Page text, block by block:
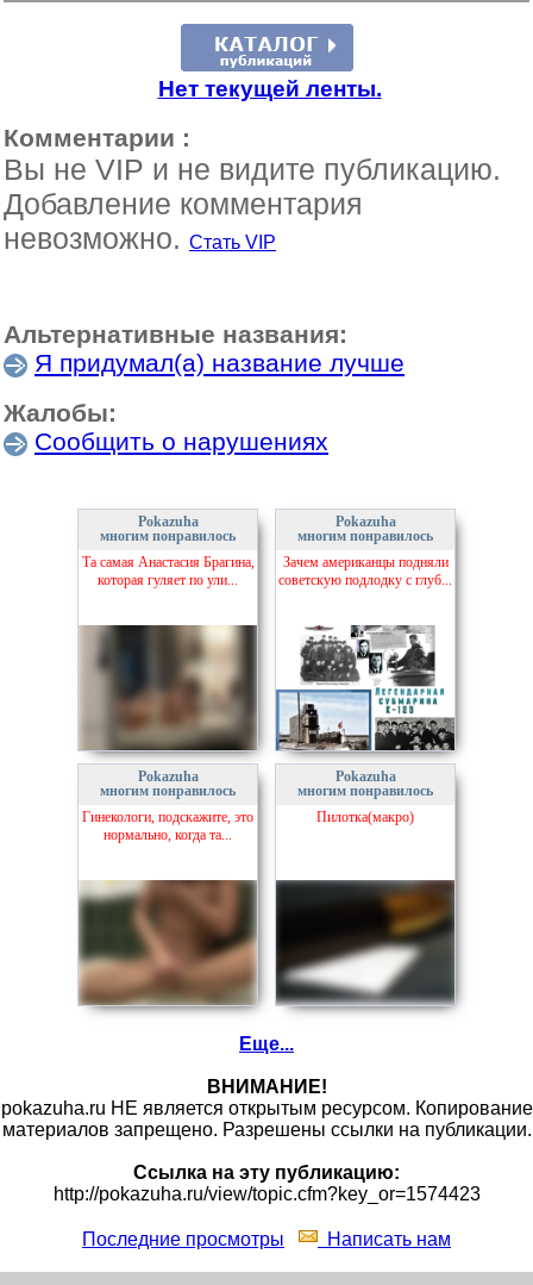
Нет текущей ленты.
Комментарии :
Вы не VIP и не видите публикацию.
Добавление комментария
невозможно. Стать VIP
Альтернативные названия:
Я придумал(а) название лучше
Жалобы:
Сообщить о нарушениях
Pokazuha
многим понравилось
Та самая Анастасия Брагина,
которая гуляет по ули...
Pokazuha
многим понравилось
Зачем американцы подняли
советскую подлодку с глуб...
Pokazuha
многим понравилось
Гинекологи, подскажите, это
нормально, когда та...
Pokazuha
многим понравилось
Пилотка(макро)
Еще...
ВНИМАНИЕ!
pokazuha.ru НЕ является открытым ресурсом. Копирование
материалов запрещено. Разрешены ссылки на публикации.
Ссылка на эту публикацию:
http://pokazuha.ru/view/topic.cfm?key_or=1574423
Последние просмотры Написать нам